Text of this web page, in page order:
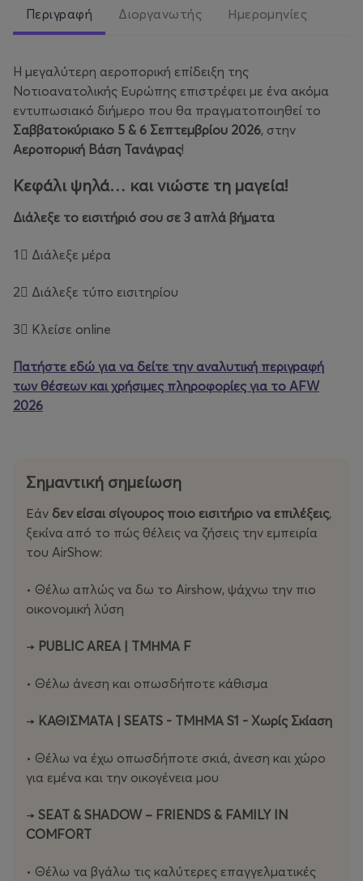
Περιγραφή Διοργανωτής Ημερομηνίες
H µεγαλύτερη αεροπορική επίδειξη της
Νοτιοανατολικής Ευρώπης επιστρέφει µε ένα ακόµα
εντυπωσιακό διήµερο που θα πραγµατοποιηθεί το
Σαββατοκύριακo 5 & 6 Σεπτεµβρίου 2026, στην
Αεροπορική Βάση Τανάγρας!
Κεφάλι ψηλά… και νιώστε τη μαγεία!
Διάλεξε το εισιτήριό σου σε 3 απλά βήµατα
1⃣ Διάλεξε µέρα
2⃣ Διάλεξε τύπο εισιτηρίου
3⃣ Κλείσε online
Πατήστε εδώ για να δείτε την αναλυτική περιγραφή
των θέσεων και χρήσιμες πληροφορίες για το AFW
2026
Σημαντική σημείωση
Εάν δεν είσαι σίγουρος ποιο εισιτήριο να επιλέξεις,
ξεκίνα από το πώς θέλεις να ζήσεις την εµπειρία
του AirShow:
• Θέλω απλώς να δω το Airshow, ψάχνω την πιο
οικονοµική λύση
→ PUBLIC AREA | ΤΜΗΜΑ F
• Θέλω άνεση και οπωσδήποτε κάθισµα
→ ΚΑΘΙΣΜΑΤΑ | SEATS - ΤΜΗΜΑ S1 - Χωρίς Σκίαση
• Θέλω να έχω οπωσδήποτε σκιά, άνεση και χώρο
για εµένα και την οικογένεια µου
→ SEAT & SHADOW – FRIENDS & FAMILY IN
COMFORT
• Θέλω να βγάλω τις καλύτερες επαγγελµατικές